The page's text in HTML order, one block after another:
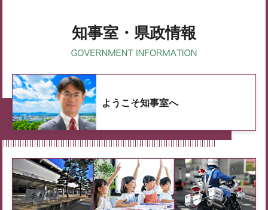
知事室・県政情報
ようこそ知事室へ